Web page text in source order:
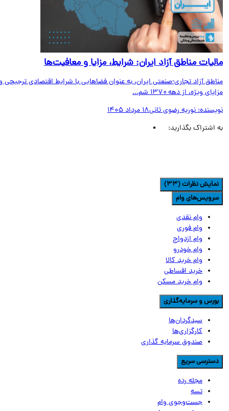
مناطق آزاد ایران: شرایط، مزایا و معافیت‌ها
آزاد تجاری-صنعتی ایران، به عنوان فضاهایی با شرایط اقتصادی ترجیحی و
ویژه، از دهه ۱۳۷۰ شم...
نوریه رضوی ثانی18 مرداد 1405
اشتراک بگذارید:
نظرات (33)
وام
وام نقدی
وام فوری
وام ازدواج
وام خودرو
وام خرید کالا
خرید اقساطی
وام خرید مسکن
و سرمایه‌گذاری
سبدگردان‌ها
کارگزاری‌ها
صندوق سرمایه گذاری
سریع
مجله رده
تسه
جست‌وجوی وام